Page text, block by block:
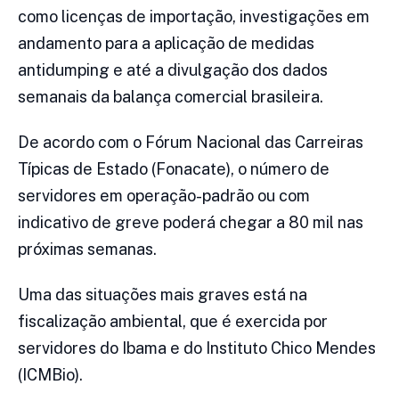
como licenças de importação, investigações em
andamento para a aplicação de medidas
antidumping e até a divulgação dos dados
semanais da balança comercial brasileira.
De acordo com o Fórum Nacional das Carreiras
Típicas de Estado (Fonacate), o número de
servidores em operação-padrão ou com
indicativo de greve poderá chegar a 80 mil nas
próximas semanas.
Uma das situações mais graves está na
fiscalização ambiental, que é exercida por
servidores do Ibama e do Instituto Chico Mendes
(ICMBio).